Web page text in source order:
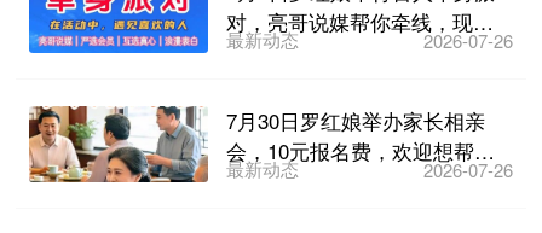
对，亮哥说媒帮你牵线，现场
公开400多个会员联系...
最新动态 2026-07-26
7月30日罗红娘举办家长相亲
会，10元报名费，欢迎想帮子
女找对象的家长们参加...
最新动态 2026-07-26